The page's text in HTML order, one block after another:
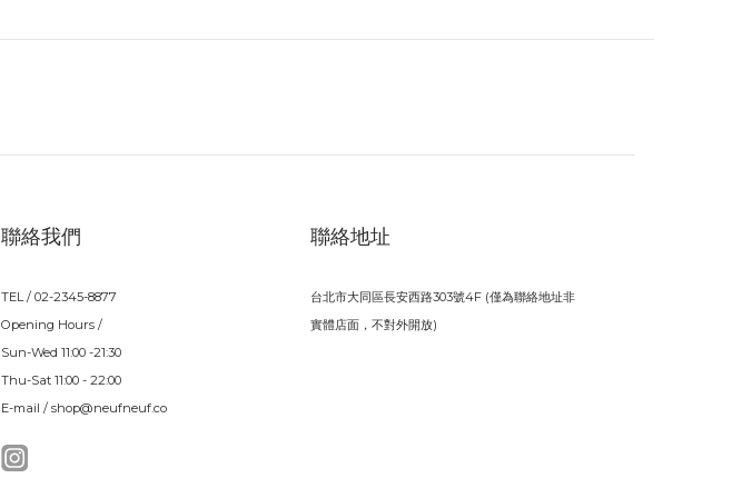
聯絡我們
TEL / 02-2345-8877
Opening Hours /
Sun-Wed 11:00 -21:30
Thu-Sat 11:00 - 22:00
E-mail / shop@neufneuf.co
聯絡地址
台北市大同區長安西路303號4F (僅為聯絡地址非
實體店面，不對外開放)